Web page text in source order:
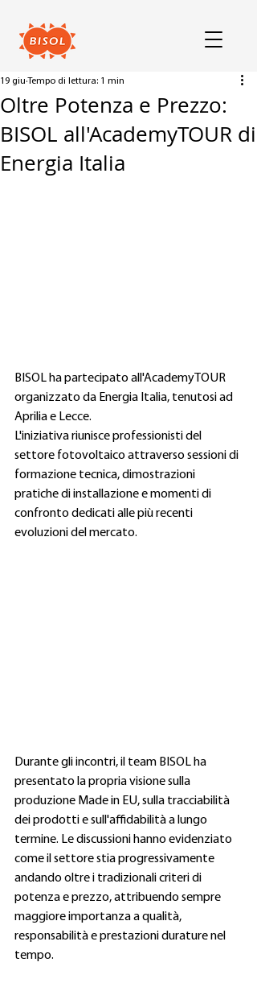
Oltre Potenza e Prezzo:
BISOL all'AcademyTOUR di
Energia Italia
19 giu Tempo di lettura: 1 min
BISOL ha partecipato all'AcademyTOUR
organizzato da Energia Italia, tenutosi ad
Aprilia e Lecce.
L'iniziativa riunisce professionisti del
settore fotovoltaico attraverso sessioni di
formazione tecnica, dimostrazioni
pratiche di installazione e momenti di
confronto dedicati alle più recenti
evoluzioni del mercato.
Durante gli incontri, il team BISOL ha
presentato la propria visione sulla
produzione Made in EU, sulla tracciabilità
dei prodotti e sull'affidabilità a lungo
termine. Le discussioni hanno evidenziato
come il settore stia progressivamente
andando oltre i tradizionali criteri di
potenza e prezzo, attribuendo sempre
maggiore importanza a qualità,
responsabilità e prestazioni durature nel
tempo.